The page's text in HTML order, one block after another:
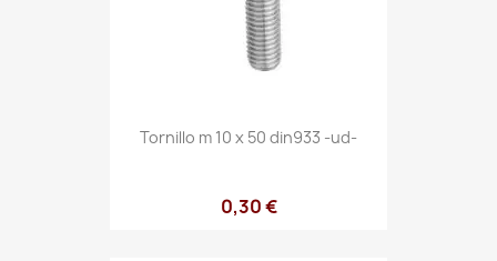
Tornillo m 10 x 50 din933 -ud-
0,30 €